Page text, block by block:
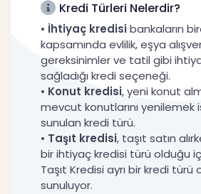
Kredi Türleri Nelerdir?
• İhtiyaç kredisibankaların
kapsamında evlilik, eşya
gereksinimler ve tatil gibi
sağladığı kredi seçeneği.
• Konut kredisi, yeni konut
mevcut konutlarını yenilemek
sunulan kredi türü.
• Taşıt kredisi, taşıt satın
bir ihtiyaç kredisi türü olduğu
Taşıt Kredisi ayrı bir kredi türü
sunuluyor.